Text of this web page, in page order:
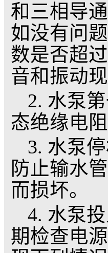
①下泵
克服卡住
泵，避免
②安装
紧。
③根据
切不可将
于3米。
④水泵
米，否则